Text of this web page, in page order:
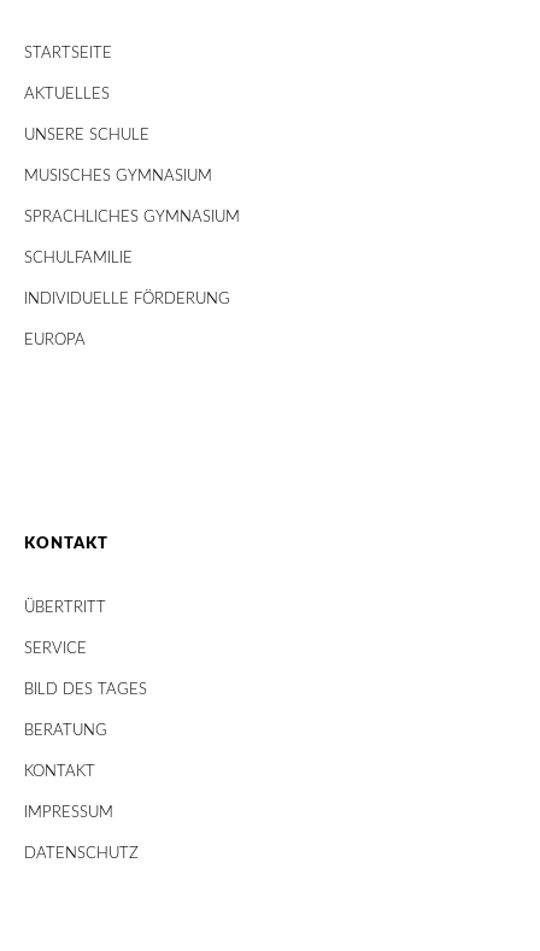
STARTSEITE
AKTUELLES
UNSERE SCHULE
MUSISCHES GYMNASIUM
SPRACHLICHES GYMNASIUM
SCHULFAMILIE
INDIVIDUELLE FÖRDERUNG
EUROPA
KONTAKT
ÜBERTRITT
SERVICE
BILD DES TAGES
BERATUNG
KONTAKT
IMPRESSUM
DATENSCHUTZ